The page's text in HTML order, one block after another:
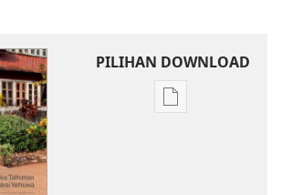
PILIHAN DOWNLOAD
Pilihan